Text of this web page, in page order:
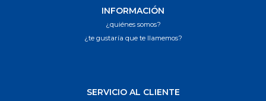
INFORMACIÓN
¿quiénes somos?
¿te gustaría que te llamemos?
SERVICIO AL CLIENTE